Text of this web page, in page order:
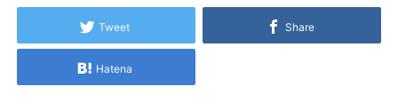
Tweet Share
Hatena